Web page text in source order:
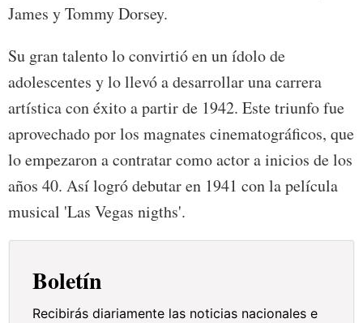
James y Tommy Dorsey.
Su gran talento lo convirtió en un ídolo de
adolescentes y lo llevó a desarrollar una carrera
artística con éxito a partir de 1942. Este triunfo fue
aprovechado por los magnates cinematográficos, que
lo empezaron a contratar como actor a inicios de los
años 40. Así logró debutar en 1941 con la película
musical 'Las Vegas nigths'.
Boletín
Recibirás diariamente las noticias nacionales e